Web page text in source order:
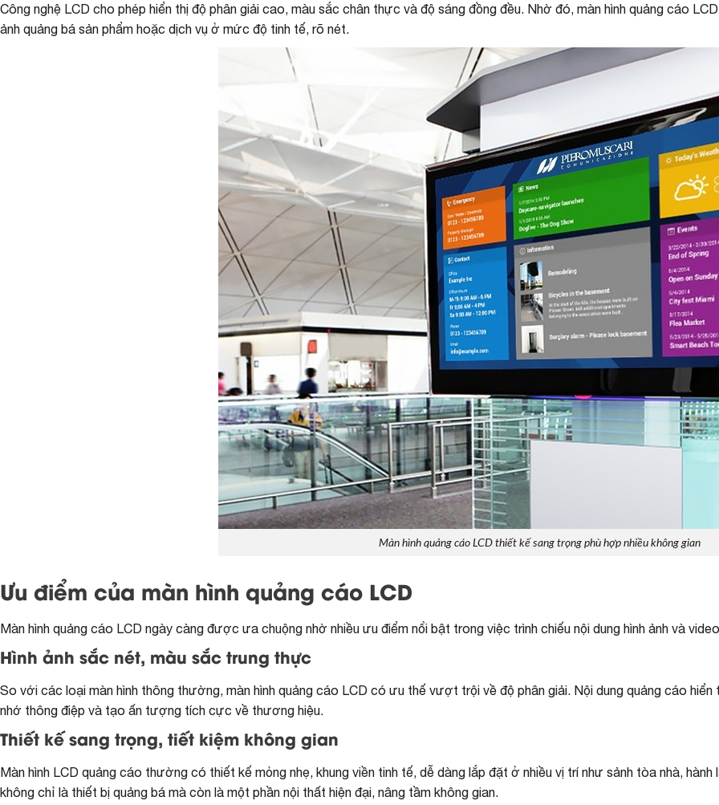
Công nghệ LCD cho phép hiển thị độ phân giải cao, màu sắc chân thực và độ sáng đồng đều. Nhờ đó, màn hình quảng cáo
ảnh quảng bá sản phẩm hoặc dịch vụ ở mức độ tinh tế, rõ nét.
Màn hình quảng cáo LCD thiết kế sang trọng phù hợp nhiều không gian
Ưu điểm của màn hình quảng cáo LCD
Màn hình quảng cáo LCD ngày càng được ưa chuộng nhờ nhiều ưu điểm nổi bật trong việc trình chiếu nội dung hình ảnh và
Hình ảnh sắc nét, màu sắc trung thực
So với các loại màn hình thông thường, màn hình quảng cáo LCD có ưu thế vượt trội về độ phân giải. Nội dung quảng cáo hiển
nhớ thông điệp và tạo ấn tượng tích cực về thương hiệu.
Thiết kế sang trọng, tiết kiệm không gian
Màn hình LCD quảng cáo thường có thiết kế mỏng nhẹ, khung viền tinh tế, dễ dàng lắp đặt ở nhiều vị trí như sảnh tòa nhà,
không chỉ là thiết bị quảng bá mà còn là một phần nội thất hiện đại, nâng tầm không gian.